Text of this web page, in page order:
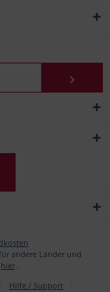
andere Länder und
hier
Hilfe / Support